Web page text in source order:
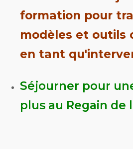
formation pour
modèles et outils
en tant
Séjourner pour
plus au Regain de